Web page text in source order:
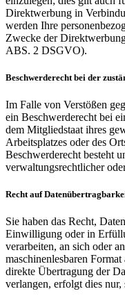
Direktwerbung in
werden Ihre
Zwecke der
ABS. 2 DSGVO).
Beschwerderecht bei der
Im Falle von Verstößen
ein Beschwerderecht bei
dem Mitgliedstaat ihres
Arbeitsplatzes oder des
Beschwerderecht besteht
verwaltungsrechtlicher
Recht auf
Sie haben das Recht,
Einwilligung oder in
verarbeiten, an sich oder
maschinenlesbaren
direkte Übertragung der
verlangen, erfolgt dies nur,